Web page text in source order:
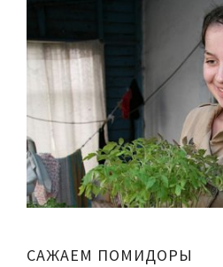
САЖАЕМ ПОМИДОРЫ